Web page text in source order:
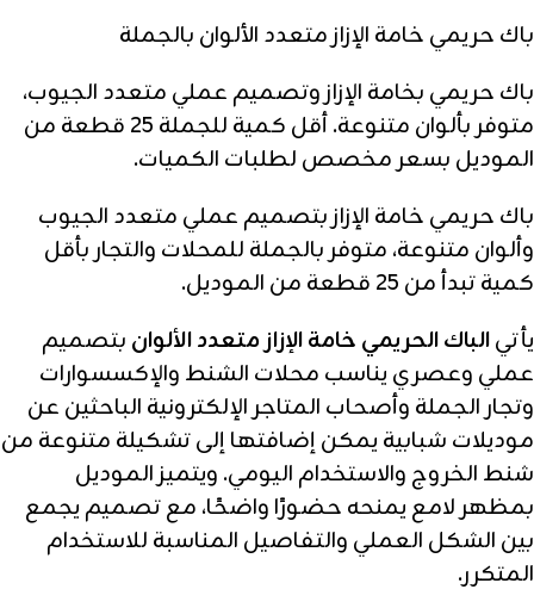
باك حريمي خامة الإزاز متعدد الألوان بالجملة
باك حريمي بخامة الإزاز وتصميم عملي متعدد الجيوب،
متوفر بألوان متنوعة. أقل كمية للجملة 25 قطعة من
الموديل بسعر مخصص لطلبات الكميات.
باك حريمي خامة الإزاز بتصميم عملي متعدد الجيوب
وألوان متنوعة، متوفر بالجملة للمحلات والتجار بأقل
كمية تبدأ من 25 قطعة من الموديل.
يأتيالباك الحريمي خامة الإزاز متعدد الألوان بتصميم
عملي وعصري يناسب محلات الشنط والإكسسوارات
وتجار الجملة وأصحاب المتاجر الإلكترونية الباحثين عن
موديلات شبابية يمكن إضافتها إلى تشكيلة متنوعة من
شنط الخروج والاستخدام اليومي. ويتميز الموديل
بمظهر لامع يمنحه حضورًا واضحًا، مع تصميم يجمع
بين الشكل العملي والتفاصيل المناسبة للاستخدام
المتكرر.